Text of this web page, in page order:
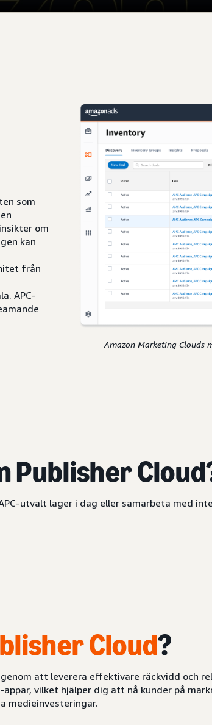
som
om
kan
från
APC-
Amazon Marketing Clouds
Publisher
utvalt lager i dag eller samarbeta med
Cloud?
att leverera effektivare räckvidd och
vilket hjälper dig att nå kunder på
medieinvesteringar.